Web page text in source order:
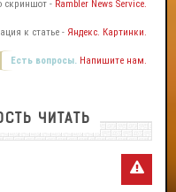
скриншот - Rambler News Service.
к статье - Яндекс. Картинки.
Есть вопросы. Напишите нам.
ЧИТАТЬ